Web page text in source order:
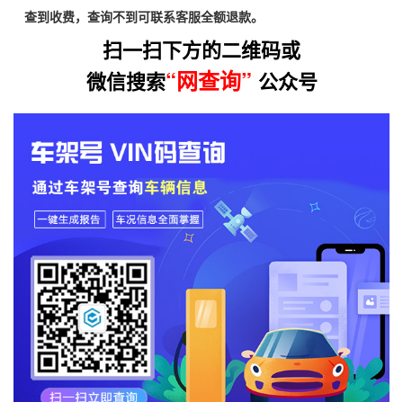
查到收费，查询不到可联系客服全额退款。
扫一扫下方的二维码或
微信搜索“网查询” 公众号